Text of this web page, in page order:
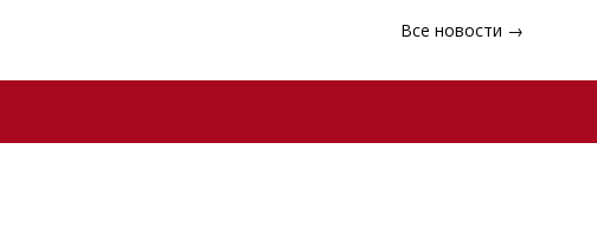
Все новости →